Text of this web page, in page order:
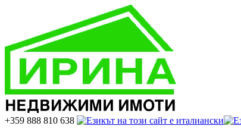
+359 888 810 638